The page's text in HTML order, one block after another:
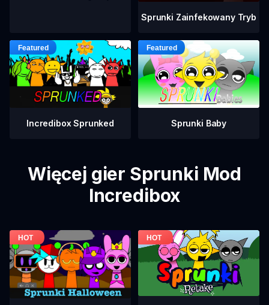
Sprunki Zainfekowany Tryb
Incredibox Sprunked Sprunki Baby
Więcej gier Sprunki Mod
Incredibox